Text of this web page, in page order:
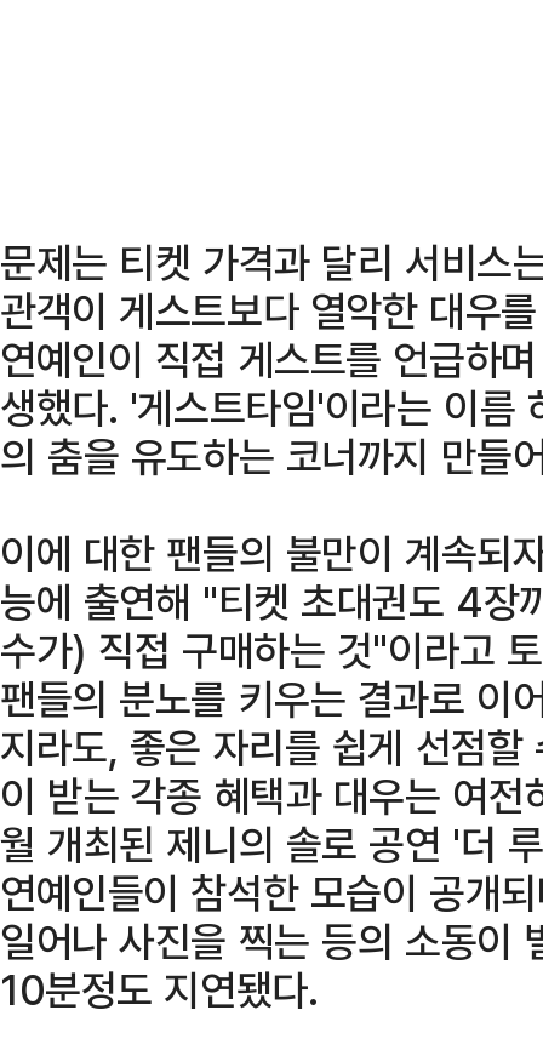
문제는 티켓 가격과 달리 서비스
관객이 게스트보다 열악한 대우
연예인이 직접 게스트를 언급하
생했다. '게스트타임'이라는 이름
의 춤을 유도하는 코너까지 만들
이에 대한 팬들의 불만이 계속되
능에 출연해 "티켓 초대권도 4장
수가) 직접 구매하는 것"이라고
팬들의 분노를 키우는 결과로 이
지라도, 좋은 자리를 쉽게 선점
이 받는 각종 혜택과 대우는 여
월 개최된 제니의 솔로 공연 '더
연예인들이 참석한 모습이 공개
일어나 사진을 찍는 등의 소동이
10분정도 지연됐다.